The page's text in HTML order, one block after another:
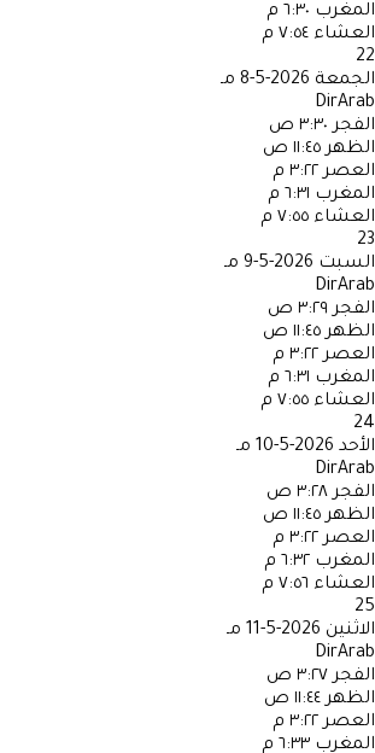
المغرب ٦:٣٠ م
العشاء ٧:٥٤ م
22
الجمعة 2026-5-8 مـ
DirArab
الفجر ٣:٣٠ ص
الظهر ١١:٤٥ ص
العصر ٣:٢٢ م
المغرب ٦:٣١ م
العشاء ٧:٥٥ م
23
السبت 2026-5-9 مـ
DirArab
الفجر ٣:٢٩ ص
الظهر ١١:٤٥ ص
العصر ٣:٢٢ م
المغرب ٦:٣١ م
العشاء ٧:٥٥ م
24
الأحد 2026-5-10 مـ
DirArab
الفجر ٣:٢٨ ص
الظهر ١١:٤٥ ص
العصر ٣:٢٢ م
المغرب ٦:٣٢ م
العشاء ٧:٥٦ م
25
الاثنين 2026-5-11 مـ
DirArab
الفجر ٣:٢٧ ص
الظهر ١١:٤٤ ص
العصر ٣:٢٢ م
المغرب ٦:٣٣ م